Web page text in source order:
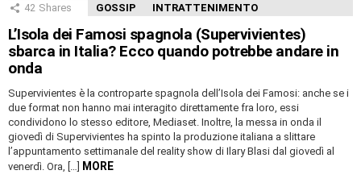
42 Shares GOSSIP INTRATTENIMENTO
L’Isola dei Famosi spagnola (Supervivientes)
sbarca in Italia? Ecco quando potrebbe andare in
onda
Supervivientes è la controparte spagnola dell’Isola dei Famosi: anche se i
due format non hanno mai interagito direttamente fra loro, essi
condividono lo stesso editore, Mediaset. Inoltre, la messa in onda il
giovedì di Supervivientes ha spinto la produzione italiana a slittare
l’appuntamento settimanale del reality show di Ilary Blasi dal giovedì al
venerdì. Ora, […] MORE